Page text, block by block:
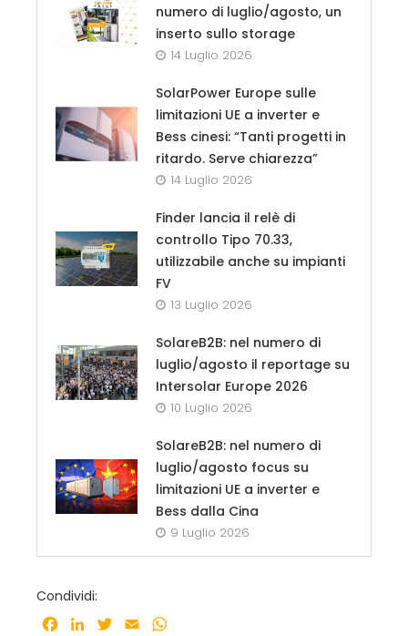
numero di luglio/agosto, un
inserto sullo storage
14 Luglio 2026
SolarPower Europe sulle
limitazioni UE a inverter e
Bess cinesi: “Tanti progetti in
ritardo. Serve chiarezza”
14 Luglio 2026
Finder lancia il relè di
controllo Tipo 70.33,
utilizzabile anche su impianti
FV
13 Luglio 2026
SolareB2B: nel numero di
luglio/agosto il reportage su
Intersolar Europe 2026
10 Luglio 2026
SolareB2B: nel numero di
luglio/agosto focus su
limitazioni UE a inverter e
Bess dalla Cina
9 Luglio 2026
Condividi:
Facebook
LinkedInTwitter
Email